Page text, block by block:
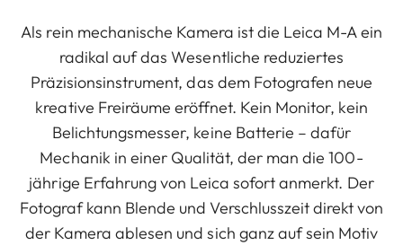
Als rein mechanische Kamera ist die Leica M-A ein
radikal auf das Wesentliche reduziertes
Präzisionsinstrument, das dem Fotografen neue
kreative Freiräume eröffnet. Kein Monitor, kein
Belichtungsmesser, keine Batterie – dafür
Mechanik in einer Qualität, der man die 100-
jährige Erfahrung von Leica sofort anmerkt. Der
Fotograf kann Blende und Verschlusszeit direkt von
der Kamera ablesen und sich ganz auf sein Motiv